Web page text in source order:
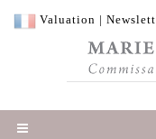
Valuation |